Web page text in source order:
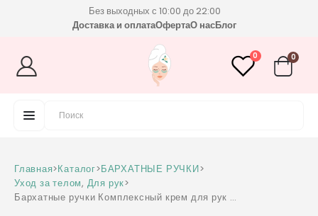
Без выходных с 10:00 до 22:00
Доставка и оплатаОфертаО насБлог
0 0
Главная>Каталог>БАРХАТНЫЕ РУЧКИ>
Уход за телом, Для рук>
Бархатные ручки Комплексный крем для рук и